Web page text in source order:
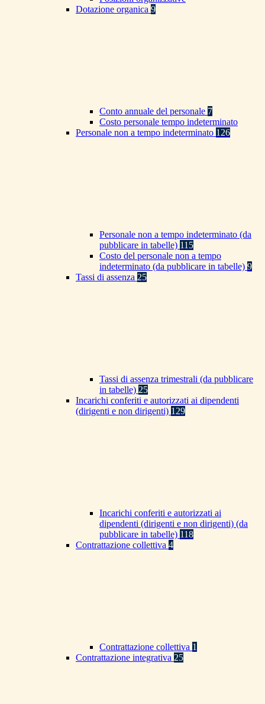
Dotazione organica 9
Conto annuale del personale 7
Costo personale tempo indeterminato
Personale non a tempo indeterminato 126
Personale non a tempo indeterminato (da
pubblicare in tabelle) 115
Costo del personale non a tempo
indeterminato (da pubblicare in tabelle) 9
Tassi di assenza 25
Tassi di assenza trimestrali (da pubblicare
in tabelle) 25
Incarichi conferiti e autorizzati ai dipendenti
(dirigenti e non dirigenti) 129
Incarichi conferiti e autorizzati ai
dipendenti (dirigenti e non dirigenti) (da
pubblicare in tabelle) 118
Contrattazione collettiva 4
Contrattazione collettiva 1
Contrattazione integrativa 25